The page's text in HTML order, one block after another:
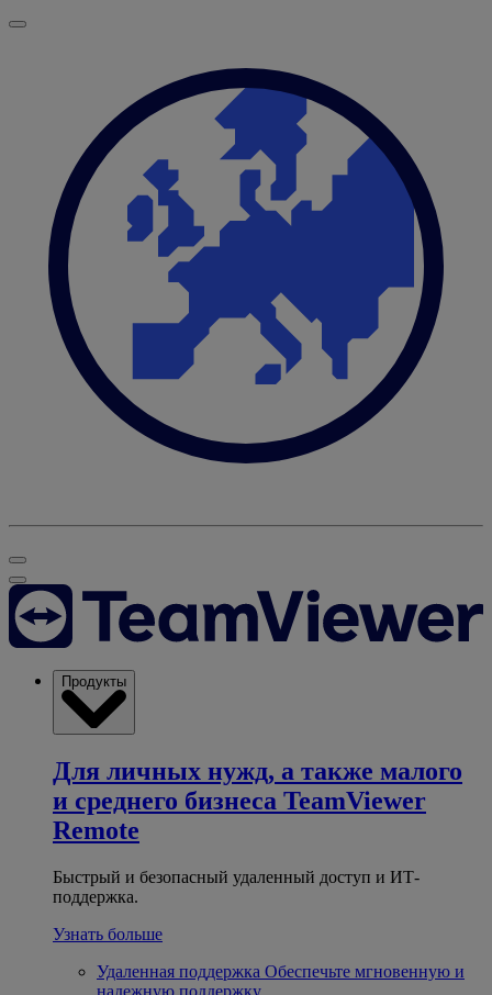
Продукты
Для личных нужд, а также малого
и среднего бизнеса TeamViewer
Remote
Быстрый и безопасный удаленный доступ и ИТ-
поддержка.
Узнать больше
Удаленная поддержка Обеспечьте мгновенную и
надежную поддержку